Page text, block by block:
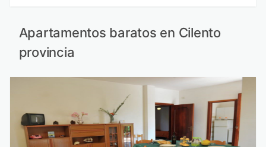
Apartamentos baratos en Cilento
provincia